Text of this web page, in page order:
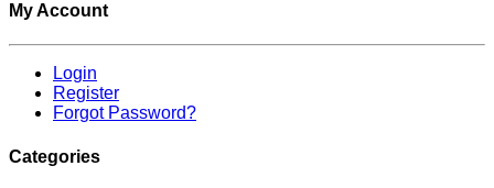
My Account
Login
Register
Forgot Password?
Categories